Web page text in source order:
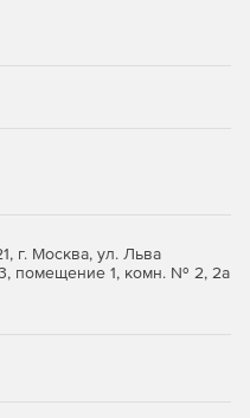
г. Москва, ул. Льва
3, помещение 1, комн. № 2, 2а